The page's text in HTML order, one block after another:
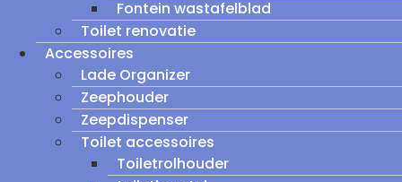
Fontein wastafelblad
Toilet renovatie
Accessoires
Lade Organizer
Zeephouder
Zeepdispenser
Toilet accessoires
Toiletrolhouder